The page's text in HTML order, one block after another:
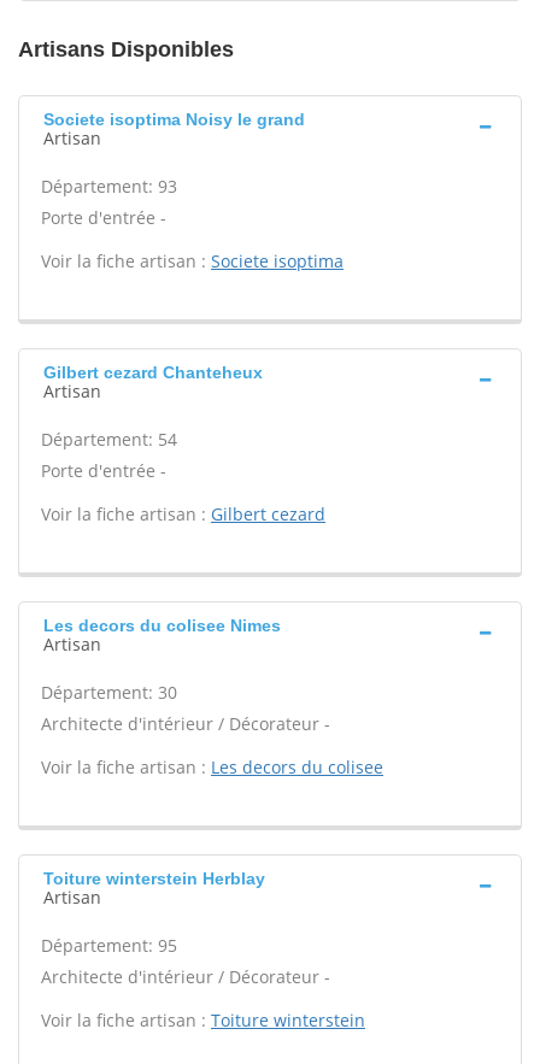
Artisans Disponibles
Societe isoptima Noisy le grand
Artisan
Département: 93
Porte d'entrée -
Voir la fiche artisan : Societe isoptima
Gilbert cezard Chanteheux
Artisan
Département: 54
Porte d'entrée -
Voir la fiche artisan : Gilbert cezard
Les decors du colisee Nimes
Artisan
Département: 30
Architecte d'intérieur / Décorateur -
Voir la fiche artisan : Les decors du colisee
Toiture winterstein Herblay
Artisan
Département: 95
Architecte d'intérieur / Décorateur -
Voir la fiche artisan : Toiture winterstein